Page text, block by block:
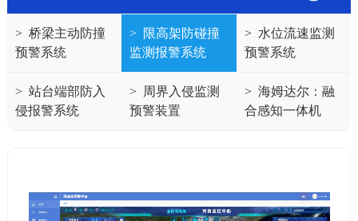
> 桥梁主动防撞
预警系统
> 限高架防碰撞
监测报警系统
> 水位流速监测
预警系统
> 站台端部防入
侵报警系统
> 周界入侵监测
预警装置
> 海姆达尔：融
合感知一体机